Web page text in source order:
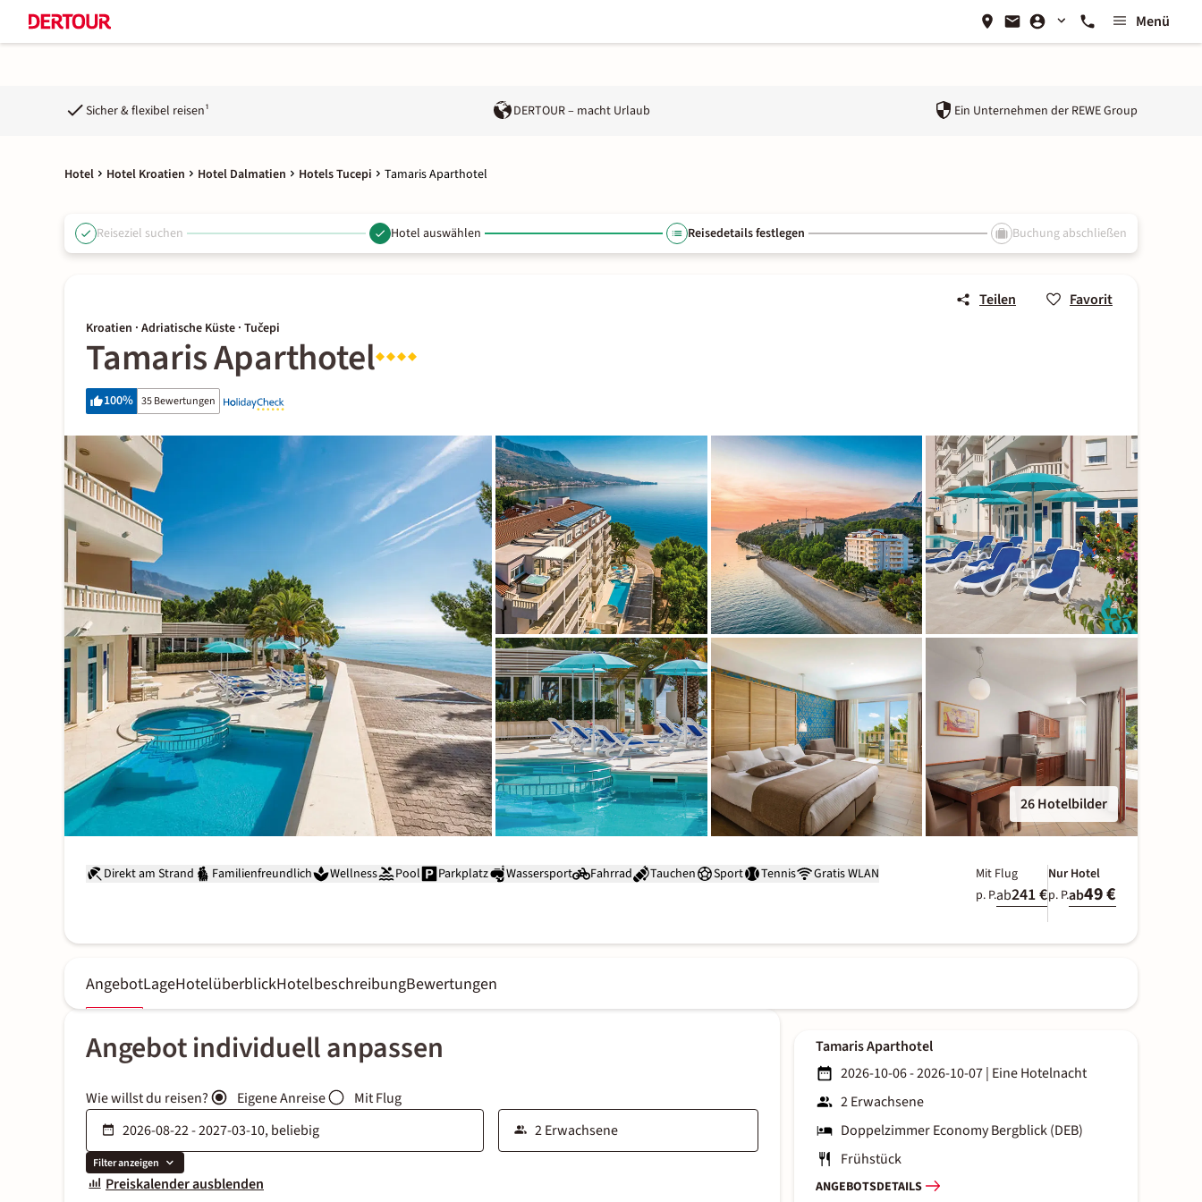
Menü
Sicher & flexibel reisen¹ DERTOUR – macht Urlaub Ein Unternehmen der REWE Group
Hotel Hotel Kroatien Hotel Dalmatien Hotels Tucepi Tamaris Aparthotel
Reiseziel suchen Hotel auswählen Reisedetails festlegen Buchung abschließen
Teilen Favorit
Kroatien · Adriatische Küste · Tučepi
Tamaris Aparthotel
100% 35 Bewertungen
26 Hotelbilder
Direkt am Strand Familienfreundlich Wellness Pool Parkplatz Wassersport Fahrrad Tauchen Sport Tennis Gratis WLAN
Mit Flug
p. P.ab241 €
Nur Hotel
p. P.ab49 €
AngebotLageHotelüberblickHotelbeschreibungBewertungen
Angebot individuell anpassen
Wie willst du reisen? Eigene Anreise Mit Flug
Filter anzeigen
Preiskalender ausblenden
Tamaris Aparthotel
2026-10-06 - 2026-10-07| Eine Hotelnacht
2 Erwachsene
Doppelzimmer Economy Bergblick (DEB)
Frühstück
ANGEBOTSDETAILS